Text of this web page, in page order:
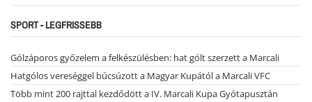
SPORT - LEGFRISSEBB
Gólzáporos győzelem a felkészülésben: hat gólt szerzett a Marcali
Hatgólos vereséggel búcsúzott a Magyar Kupától a Marcali VFC
Több mint 200 rajttal kezdődött a IV. Marcali Kupa Gyótapusztán